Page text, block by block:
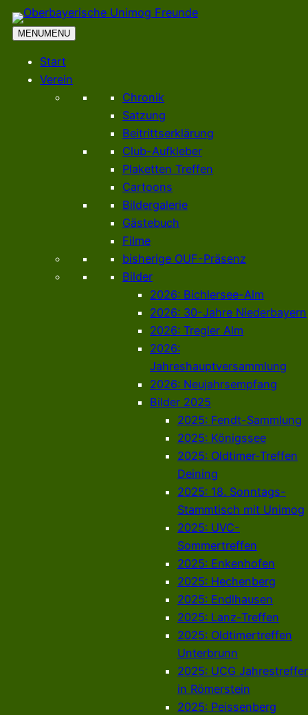
Zum
Inhalt
MENUMENU
Start
Verein
Chronik
Satzung
Beitrittserklärung
Club-Aufkleber
Plaketten Treffen
Cartoons
Bildergalerie
Gästebuch
Filme
bisherige OUF-Präsenz
Bilder
2026: Bichlersee-Alm
2026: 30-Jahre Niederbayern
2026: Tregler Alm
2026:
Jahreshauptversammlung
2026: Neujahrsempfang
Bilder 2025
2025: Fendt-Sammlung
2025: Königssee
2025: Oldtimer-Treffen
Deining
2025: 18. Sonntags-
Stammtisch mit Unimog
2025: UVC-
Sommertreffen
2025: Enkenhofen
2025: Hechenberg
2025: Endlhausen
2025: Lanz-Treffen
2025: Oldtimertreffen
Unterbrunn
2025: UCG
in Römerstein
2025: Peissenberg